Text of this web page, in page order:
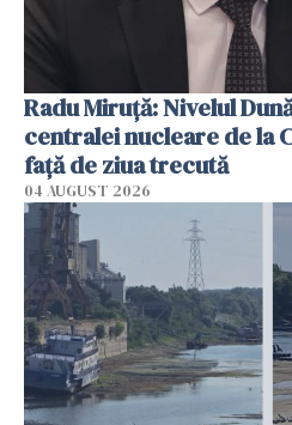
Radu Miruţă: Nivelul
centralei nucleare de la
faţă de ziua trecută
04 AUGUST 2026